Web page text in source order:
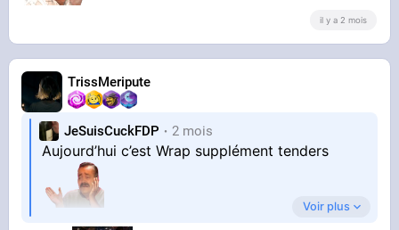
il y a 2 mois
TrissMeripute
JeSuisCuckFDP 2 mois
Aujourd’hui c’est Wrap supplément tenders
Voir plus